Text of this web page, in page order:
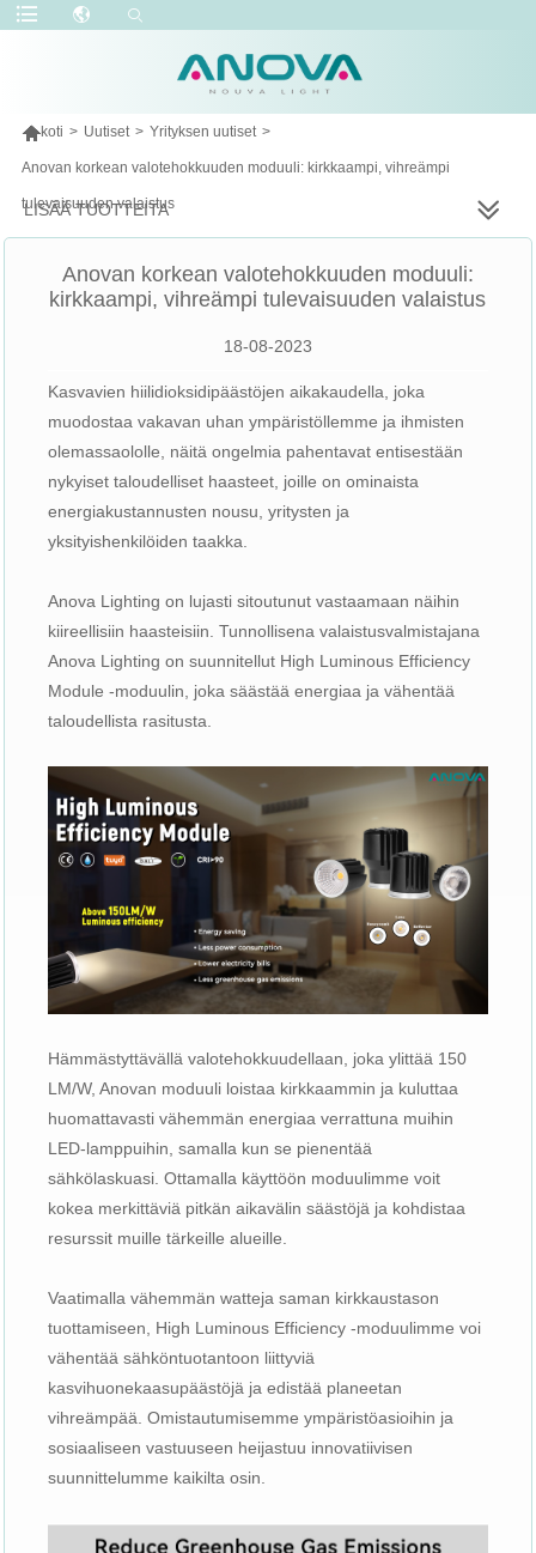
koti > Uutiset > Yrityksen uutiset >
Anovan korkean valotehokkuuden moduuli: kirkkaampi, vihreämpi
tulevaisuuden valaistus
LISÄÄ TUOTTEITA
Anovan korkean valotehokkuuden moduuli:
kirkkaampi, vihreämpi tulevaisuuden valaistus
18-08-2023
Kasvavien hiilidioksidipäästöjen aikakaudella, joka
muodostaa vakavan uhan ympäristöllemme ja ihmisten
olemassaololle, näitä ongelmia pahentavat entisestään
nykyiset taloudelliset haasteet, joille on ominaista
energiakustannusten nousu, yritysten ja
yksityishenkilöiden taakka.
Anova Lighting on lujasti sitoutunut vastaamaan näihin
kiireellisiin haasteisiin. Tunnollisena valaistusvalmistajana
Anova Lighting on suunnitellut High Luminous Efficiency
Module -moduulin, joka säästää energiaa ja vähentää
taloudellista rasitusta.
Hämmästyttävällä valotehokkuudellaan, joka ylittää 150
LM/W, Anovan moduuli loistaa kirkkaammin ja kuluttaa
huomattavasti vähemmän energiaa verrattuna muihin
LED-lamppuihin, samalla kun se pienentää
sähkölaskuasi. Ottamalla käyttöön moduulimme voit
kokea merkittäviä pitkän aikavälin säästöjä ja kohdistaa
resurssit muille tärkeille alueille.
Vaatimalla vähemmän watteja saman kirkkaustason
tuottamiseen, High Luminous Efficiency -moduulimme voi
vähentää sähköntuotantoon liittyviä
kasvihuonekaasupäästöjä ja edistää planeetan
vihreämpää. Omistautumisemme ympäristöasioihin ja
sosiaaliseen vastuuseen heijastuu innovatiivisen
suunnittelumme kaikilta osin.